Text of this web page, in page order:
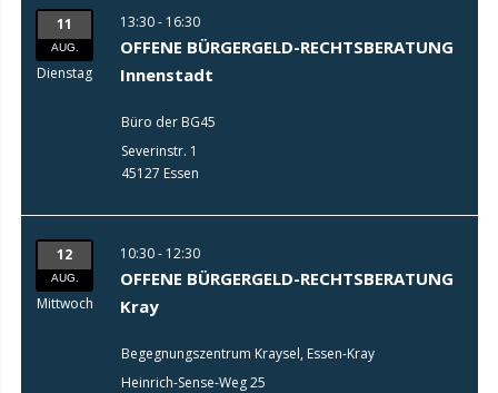
11
AUG.
Dienstag
13:30 - 16:30
OFFENE BÜRGERGELD-RECHTSBERATUNG
Innenstadt
Büro der BG45
Severinstr. 1
45127 Essen
12
AUG.
Mittwoch
10:30 - 12:30
OFFENE BÜRGERGELD-RECHTSBERATUNG
Kray
Begegnungszentrum Kraysel, Essen-Kray
Heinrich-Sense-Weg 25